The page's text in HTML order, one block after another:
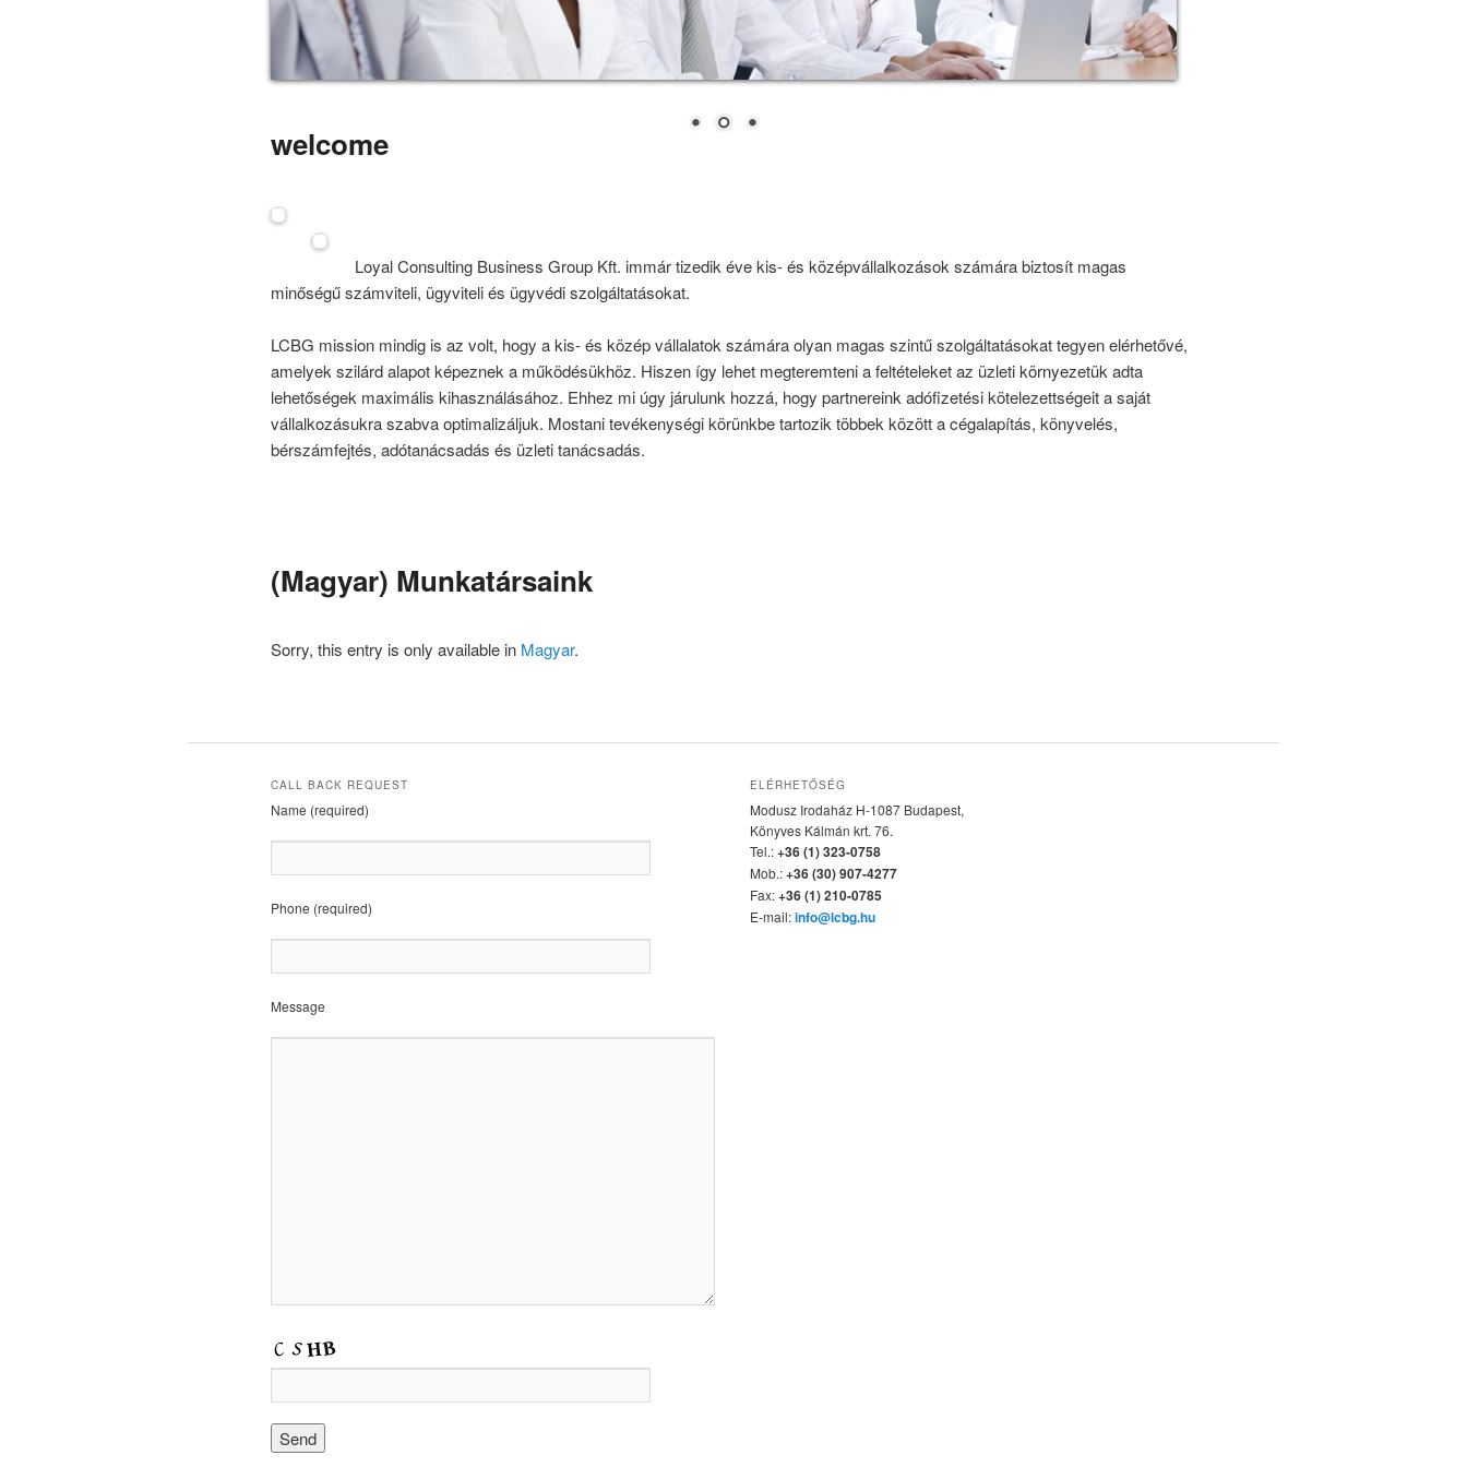
welcome
Loyal Consulting Business Group Kft. immár tizedik éve kis- és középvállalkozások számára biztosít magas
minőségű számviteli, ügyviteli és ügyvédi szolgáltatásokat.
LCBG mission mindig is az volt, hogy a kis- és közép vállalatok számára olyan magas szintű szolgáltatásokat tegyen elérhetővé,
amelyek szilárd alapot képeznek a működésükhöz. Hiszen így lehet megteremteni a feltételeket az üzleti környezetük adta
lehetőségek maximális kihasználásához. Ehhez mi úgy járulunk hozzá, hogy partnereink adófizetési kötelezettségeit a saját
vállalkozásukra szabva optimalizáljuk. Mostani tevékenységi körünkbe tartozik többek között a cégalapítás, könyvelés,
bérszámfejtés, adótanácsadás és üzleti tanácsadás.
(Magyar) Munkatársaink
Sorry, this entry is only available in Magyar.
CALL BACK REQUEST
Name (required)
Phone (required)
Message
ELÉRHETŐSÉG
Modusz Irodaház H-1087 Budapest,
Könyves Kálmán krt. 76.
Tel.:+36 (1) 323-0758
Mob.:+36 (30) 907-4277
Fax:+36 (1) 210-0785
E-mail:info@lcbg.hu